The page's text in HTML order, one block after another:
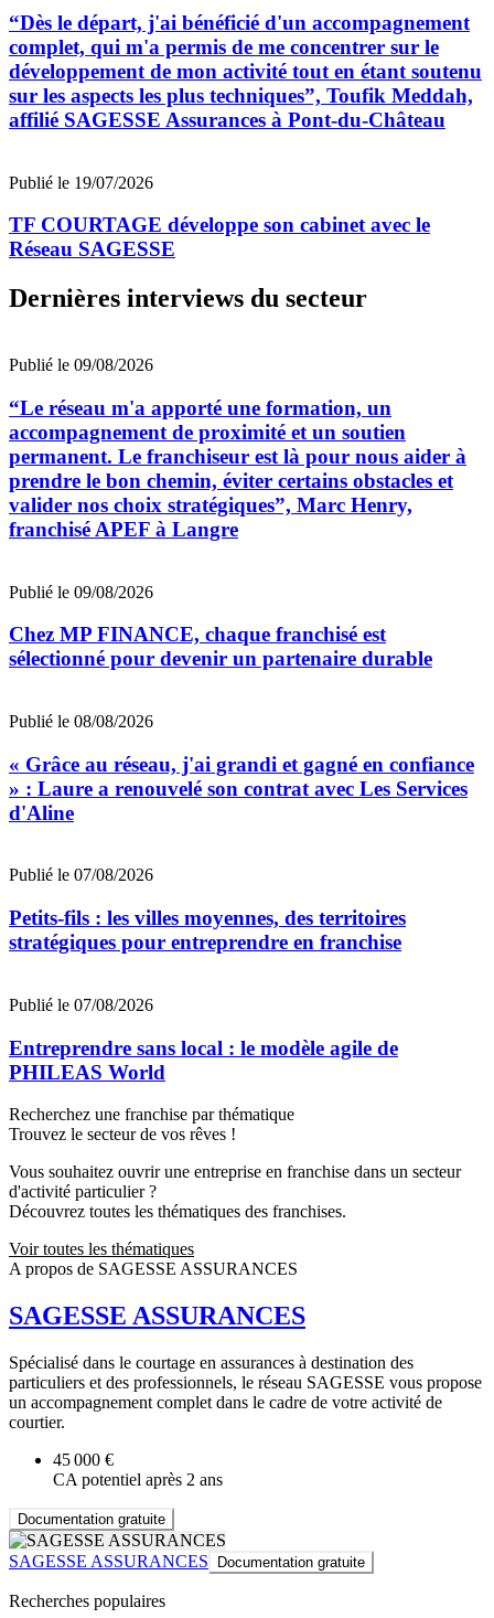
“Dès le départ, j'ai bénéficié d'un accompagnement
complet, qui m'a permis de me concentrer sur le
développement de mon activité tout en étant soutenu
sur les aspects les plus techniques”, Toufik Meddah,
affilié SAGESSE Assurances à Pont-du-Château
Publié le 19/07/2026
TF COURTAGE développe son cabinet avec le
Réseau SAGESSE
Dernières interviews du secteur
Publié le 09/08/2026
“Le réseau m'a apporté une formation, un
accompagnement de proximité et un soutien
permanent. Le franchiseur est là pour nous aider à
prendre le bon chemin, éviter certains obstacles et
valider nos choix stratégiques”, Marc Henry,
franchisé APEF à Langre
Publié le 09/08/2026
Chez MP FINANCE, chaque franchisé est
sélectionné pour devenir un partenaire durable
Publié le 08/08/2026
« Grâce au réseau, j'ai grandi et gagné en confiance
» : Laure a renouvelé son contrat avec Les Services
d'Aline
Publié le 07/08/2026
Petits-fils : les villes moyennes, des territoires
stratégiques pour entreprendre en franchise
Publié le 07/08/2026
Entreprendre sans local : le modèle agile de
PHILEAS World
Recherchez une franchise par thématique
Trouvez le secteur de vos rêves !
Vous souhaitez ouvrir une entreprise en franchise dans un secteur
d'activité particulier ?
Découvrez toutes les thématiques des franchises.
Voir toutes les thématiques
A propos de SAGESSE ASSURANCES
SAGESSE ASSURANCES
Spécialisé dans le courtage en assurances à destination des
particuliers et des professionnels, le réseau SAGESSE vous propose
un accompagnement complet dans le cadre de votre activité de
courtier.
45 000 €
CA potentiel après 2 ans
Documentation gratuite
SAGESSE ASSURANCES Documentation gratuite
Recherches populaires